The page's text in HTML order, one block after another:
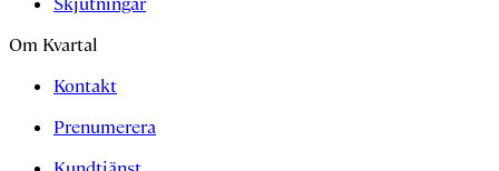
Om Kvartal
Kontakt
Prenumerera